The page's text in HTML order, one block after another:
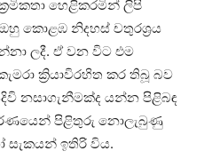
හෙළිකරමින් ලිපි
කොළඹ නිදහස් චතුරශ්‍රය
ලදී. ඒ වන විට එම
ක්‍රියාවිරහිත කර තිබූ බව
නසාගැනීමක්ද යන්න පිළිබඳ
පිළිතුරු නොලැබුණු
සැකයන් ඉතිරි විය.